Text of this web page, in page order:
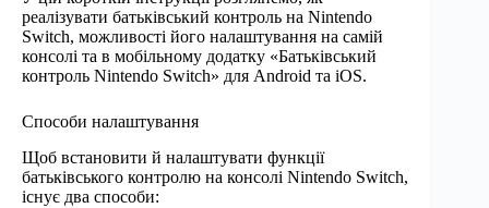
реалізувати батьківський контроль на Nintendo
Switch, можливості його налаштування на самій
консолі та в мобільному додатку «Батьківський
контроль Nintendo Switch» для Android та iOS.
Способи налаштування
Щоб встановити й налаштувати функції
батьківського контролю на консолі Nintendo Switch,
існує два способи: